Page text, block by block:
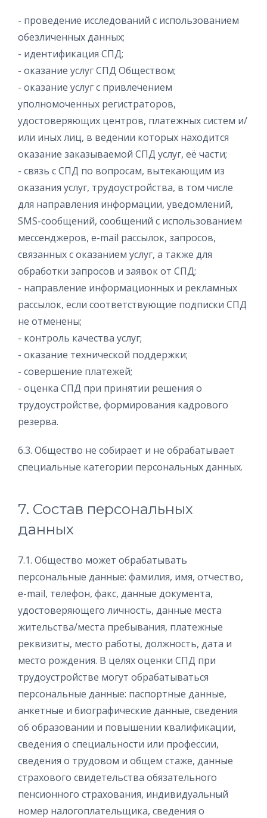
- проведение исследований с использованием
обезличенных данных;
- идентификация СПД;
- оказание услуг СПД Обществом;
- оказание услуг с привлечением
уполномоченных регистраторов,
удостоверяющих центров, платежных систем и/
или иных лиц, в ведении которых находится
оказание заказываемой СПД услуг, её части;
- связь с СПД по вопросам, вытекающим из
оказания услуг, трудоустройства, в том числе
для направления информации, уведомлений,
SMS-сообщений, сообщений с использованием
мессенджеров, e-mail рассылок, запросов,
связанных с оказанием услуг, а также для
обработки запросов и заявок от СПД;
- направление информационных и рекламных
рассылок, если соответствующие подписки СПД
не отменены;
- контроль качества услуг;
- оказание технической поддержки;
- совершение платежей;
- оценка СПД при принятии решения о
трудоустройстве, формирования кадрового
резерва.
6.3. Общество не собирает и не обрабатывает
специальные категории персональных данных.
7. Состав персональных
данных
7.1. Общество может обрабатывать
персональные данные: фамилия, имя, отчество,
e-mail, телефон, факс, данные документа,
удостоверяющего личность, данные места
жительства/места пребывания, платежные
реквизиты, место работы, должность, дата и
место рождения. В целях оценки СПД при
трудоустройстве могут обрабатываться
персональные данные: паспортные данные,
анкетные и биографические данные, сведения
об образовании и повышении квалификации,
сведения о специальности или профессии,
сведения о трудовом и общем стаже, данные
страхового свидетельства обязательного
пенсионного страхования, индивидуальный
номер налогоплательщика, сведения о